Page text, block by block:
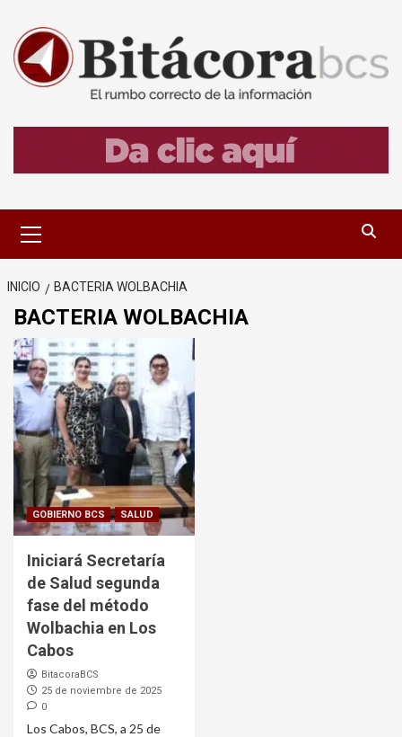
contenido
primario
INICIO BACTERIA WOLBACHIA
BACTERIA WOLBACHIA
GOBIERNO BCS SALUD
Iniciará Secretaría
de Salud segunda
fase del método
Wolbachia en Los
Cabos
BitacoraBCS
25 de noviembre de 2025
0
Los Cabos, BCS, a 25 de